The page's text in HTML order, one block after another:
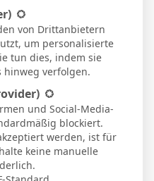
Sieg in Stuttgart:
rein“
von Drittanbietern
um personalisierte
tun dies, indem sie
hinweg verfolgen.
und Social-Media-
blockiert.
werden, ist für
keine manuelle